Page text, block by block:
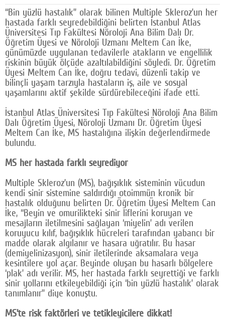
SOSYAL MEDYA
Facebook
Twitter
Google Plus
© 2026 TÜM HAKLARI SAKLIDIR
“Bin yüzlü hastalık” olarak bilinen Multiple Skleroz’un her
hastada farklı seyredebildiğini belirten İstanbul Atlas
Üniversitesi Tıp Fakültesi Nöroloji Ana Bilim Dalı Dr.
Öğretim Üyesi ve Nöroloji Uzmanı Meltem Can İke,
günümüzde uygulanan tedavilerle atakların ve engellilik
riskinin büyük ölçüde azaltılabildiğini söyledi. Dr. Öğretim
Üyesi Meltem Can İke, doğru tedavi, düzenli takip ve
bilinçli yaşam tarzıyla hastaların iş, aile ve sosyal
yaşamlarını aktif şekilde sürdürebileceğini ifade etti.
İstanbul Atlas Üniversitesi Tıp Fakültesi Nöroloji Ana Bilim
Dalı Öğretim Üyesi, Nöroloji Uzmanı Dr. Öğretim Üyesi
Meltem Can İke, MS hastalığına ilişkin değerlendirmede
bulundu.
MS her hastada farklı seyrediyor
Multiple Skleroz’un (MS), bağışıklık sisteminin vücudun
kendi sinir sistemine saldırdığı otoimmün kronik bir
hastalık olduğunu belirten Dr. Öğretim Üyesi Meltem Can
İke, “Beyin ve omurilikteki sinir liflerini koruyan ve
mesajların iletilmesini sağlayan ‘miyelin’ adı verilen
koruyucu kılıf, bağışıklık hücreleri tarafından yabancı bir
madde olarak algılanır ve hasara uğratılır. Bu hasar
(demiyelinizasyon), sinir iletilerinde aksamalara veya
kesintilere yol açar. Beyinde oluşan bu hasarlı bölgelere
‘plak’ adı verilir. MS, her hastada farklı seyrettiği ve farklı
sinir yollarını etkileyebildiği için ‘bin yüzlü hastalık’ olarak
tanımlanır” diye konuştu.
MS’te risk faktörleri ve tetikleyicilere dikkat!